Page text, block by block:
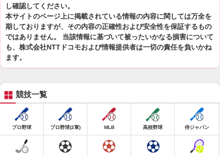
し確認してください。
本サイトのページ上に掲載されている情報の内容に関しては万全を
期しておりますが、その内容の正確性および安全性を保証するもの
ではありません。 当該情報に基づいて被ったいかなる損害について
も、株式会社NTTドコモおよび情報提供者は一切の責任を負いかね
ます。
競技一覧
プロ野球 プロ野球(2軍) MLB 高校野球 侍ジャパン